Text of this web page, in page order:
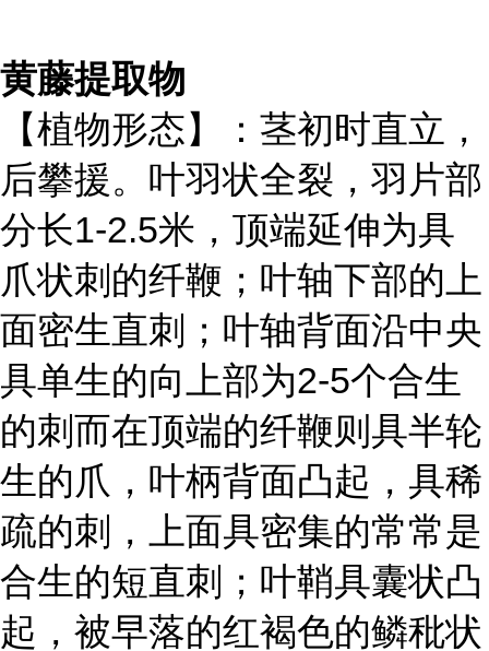
黄藤提取物
【植物形态】：茎初时直立，
后攀援。叶羽状全裂，羽片部
分长1-2.5米，顶端延伸为具
爪状刺的纤鞭；叶轴下部的上
面密生直刺；叶轴背面沿中央
具单生的向上部为2-5个合生
的刺而在顶端的纤鞭则具半轮
生的爪，叶柄背面凸起，具稀
疏的刺，上面具密集的常常是
合生的短直刺；叶鞘具囊状凸
起，被早落的红褐色的鳞秕状